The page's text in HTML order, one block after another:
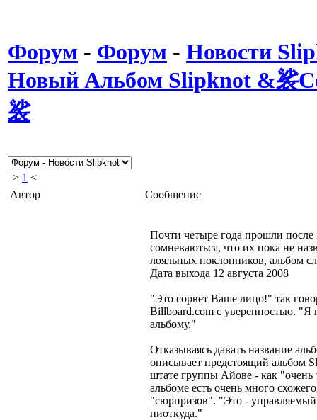
Форум - Форум - Новости
Новый Альбом Slipknot &裟
裟
> 1 <
Автор
Сообщение
Почти четыре года прошли
сомневаються, что их пока не
лояльных поклонников, альбом
Дата выхода 12 августа 2008
"Это сорвет Ваше лицо!" так
Billboard.com с уверенностью. "Я
альбому."
Отказываясь давать название
описывает предстоящий альбом
штате группы Айове - как
альбоме есть очень много
"сюрпризов". "Это -
ниоткуда."